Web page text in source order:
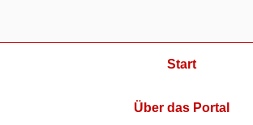
Start
Über das Portal